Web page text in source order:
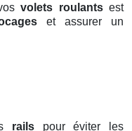
volets roulantsest
et assurer un
rails pour éviter les